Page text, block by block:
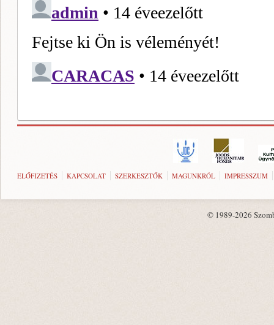
ELŐFIZETÉS KAPCSOLAT SZERKESZTŐK MAGUNKRÓL IMPRESSZUM
© 1989-2026